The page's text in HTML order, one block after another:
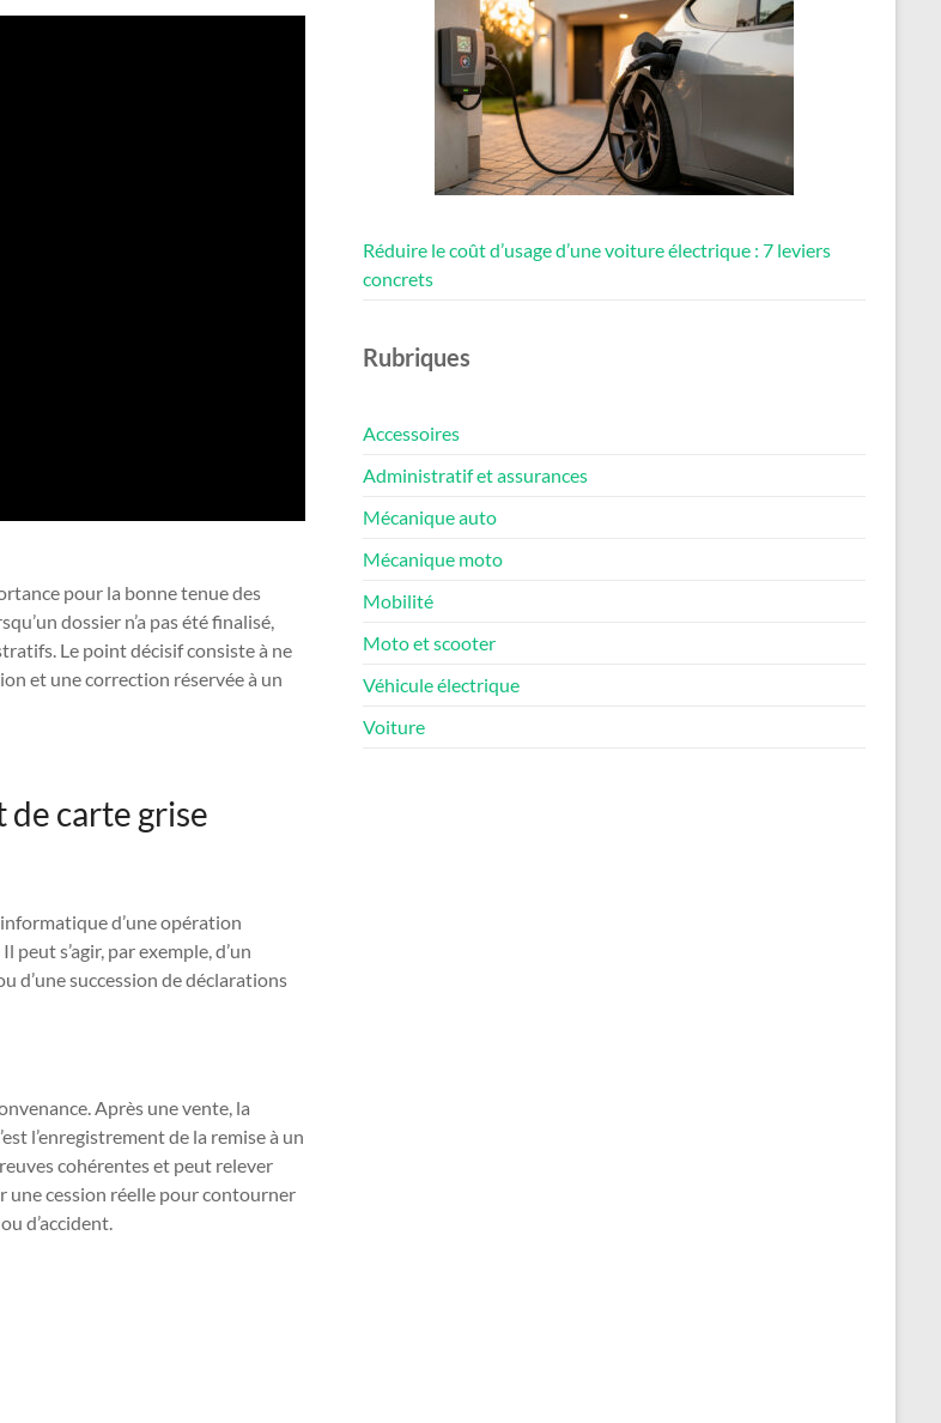
pour la bonne tenue des
dossier n’a pas été finalisé,
Le point décisif consiste à ne
et une correction réservée à un
de carte grise
d’une opération
s’agir, par exemple, d’un
d’une succession de déclarations
Après une vente, la
l’enregistrement de la remise à un
cohérentes et peut relever
une cession réelle pour contourner
d’accident.
Réduire le coût d’usage d’une voiture électrique : 7 leviers
concrets
Rubriques
Accessoires
Administratif et assurances
Mécanique auto
Mécanique moto
Mobilité
Moto et scooter
Véhicule électrique
Voiture